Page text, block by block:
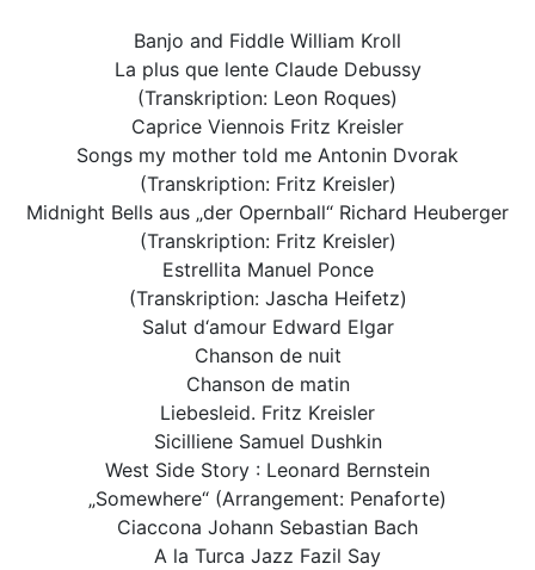
Banjo and Fiddle William Kroll
La plus que lente Claude Debussy
(Transkription: Leon Roques)
Caprice Viennois Fritz Kreisler
Songs my mother told me Antonin Dvorak
(Transkription: Fritz Kreisler)
Midnight Bells aus „der Opernball“ Richard Heuberger
(Transkription: Fritz Kreisler)
Estrellita Manuel Ponce
(Transkription: Jascha Heifetz)
Salut d‘amour Edward Elgar
Chanson de nuit
Chanson de matin
Liebesleid. Fritz Kreisler
Sicilliene Samuel Dushkin
West Side Story : Leonard Bernstein
„Somewhere“ (Arrangement: Penaforte)
Ciaccona Johann Sebastian Bach
A la Turca Jazz Fazil Say